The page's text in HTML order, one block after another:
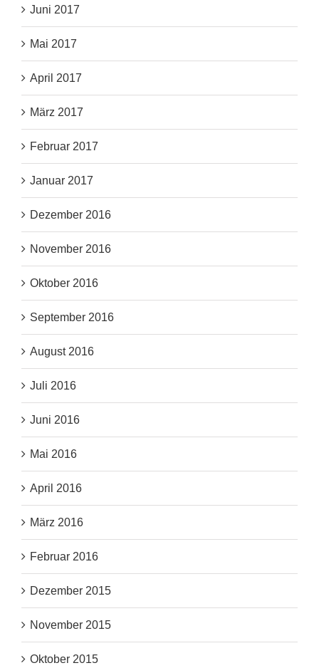
Juni 2017
Mai 2017
April 2017
März 2017
Februar 2017
Januar 2017
Dezember 2016
November 2016
Oktober 2016
September 2016
August 2016
Juli 2016
Juni 2016
Mai 2016
April 2016
März 2016
Februar 2016
Dezember 2015
November 2015
Oktober 2015